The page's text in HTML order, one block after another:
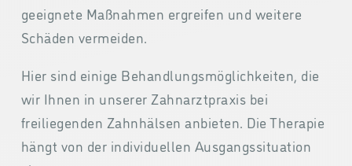
geeignete Maßnahmen ergreifen und weitere
Schäden vermeiden.
Hier sind einige Behandlungsmöglichkeiten, die
wir Ihnen in unserer Zahnarztpraxis bei
freiliegenden Zahnhälsen anbieten. Die Therapie
hängt von der individuellen Ausgangssituation